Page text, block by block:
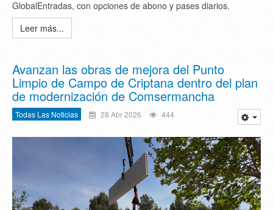
GlobalEntradas, con opciones de abono y pases diarios.
Leer más...
Avanzan las obras de mejora del Punto
Limpio de Campo de Criptana dentro del plan
de modernización de Comsermancha
Todas Las Noticias 28 Abr 2026 444